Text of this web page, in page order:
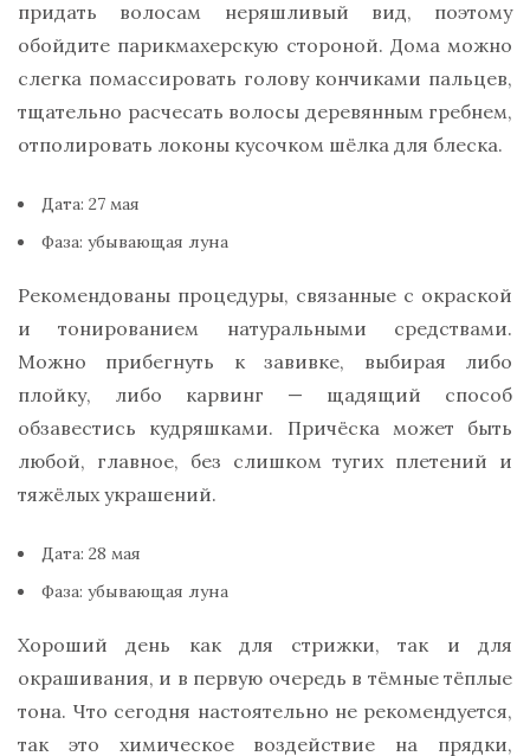
придать волосам неряшливый вид, поэтому
обойдите парикмахерскую стороной. Дома можно
слегка помассировать голову кончиками пальцев,
тщательно расчесать волосы деревянным гребнем,
отполировать локоны кусочком шёлка для блеска.
Дата: 27 мая
Фаза: убывающая луна
Рекомендованы процедуры, связанные с окраской
и тонированием натуральными средствами.
Можно прибегнуть к завивке, выбирая либо
плойку, либо карвинг — щадящий способ
обзавестись кудряшками. Причёска может быть
любой, главное, без слишком тугих плетений и
тяжёлых украшений.
Дата: 28 мая
Фаза: убывающая луна
Хороший день как для стрижки, так и для
окрашивания, и в первую очередь в тёмные тёплые
тона. Что сегодня настоятельно не рекомендуется,
так это химическое воздействие на прядки,